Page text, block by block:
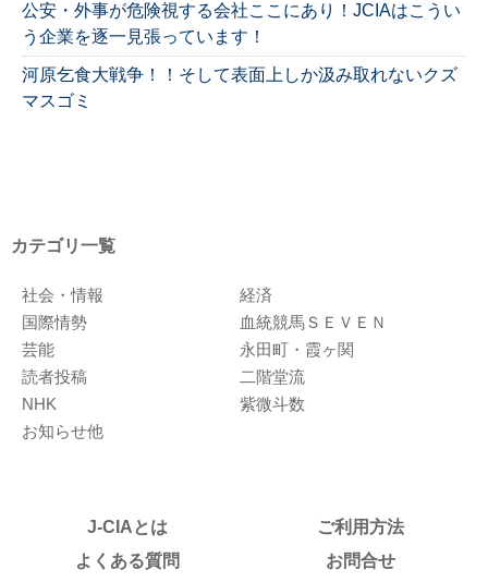
公安・外事が危険視する会社ここにあり！JCIAはこうい
う企業を逐一見張っています！
河原乞食大戦争！！そして表面上しか汲み取れないクズ
マスゴミ
カテゴリ一覧
社会・情報
経済
国際情勢
血統競馬ＳＥＶＥＮ
芸能
永田町・霞ヶ関
読者投稿
二階堂流
NHK
紫微斗数
お知らせ他
J-CIAとは
ご利用方法
よくある質問
お問合せ